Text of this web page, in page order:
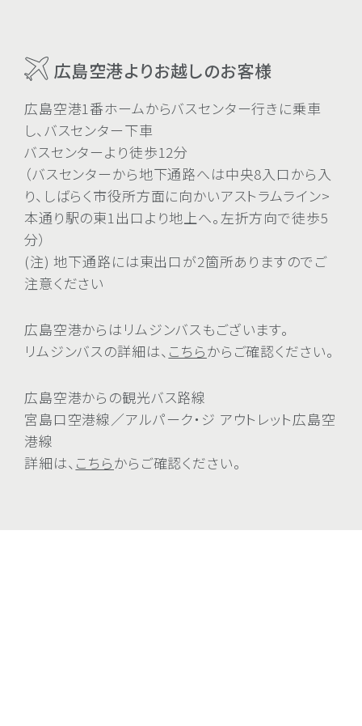
広島空港よりお越しのお客様
広島空港1番ホームからバスセンター行きに乗車
し、バスセンター下車
バスセンターより徒歩12分
（バスセンターから地下通路へは中央8入口から入
り、しばらく市役所方面に向かいアストラムライン>
本通り駅の東1出口より地上へ。左折方向で徒歩5
分）
(注) 地下通路には東出口が2箇所ありますのでご
注意ください
広島空港からはリムジンバスもございます。
リムジンバスの詳細は、 こちらからご確認ください。
広島空港からの観光バス路線
宮島口空港線／アルパーク・ジ アウトレット広島空
港線
詳細は、 こちらからご確認ください。